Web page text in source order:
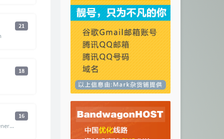
21
18
16
https://www.quchao.net/Generated-Photos.html/comment-page-1#comments